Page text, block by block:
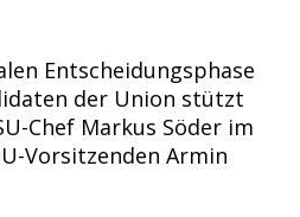
Entscheidungsphase
der Union stützt
Chef Markus Söder im
Vorsitzenden Armin